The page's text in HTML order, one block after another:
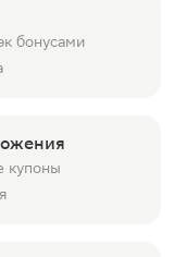
бонусами
купоны